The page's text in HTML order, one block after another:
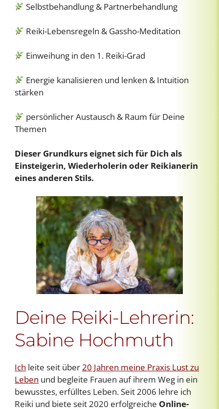
Selbstbehandlung & Partnerbehandlung
Reiki-Lebensregeln & Gassho-Meditation
Einweihung in den 1. Reiki-Grad
Energie kanalisieren und lenken & Intuition
stärken
persönlicher Austausch & Raum für Deine
Themen
Dieser Grundkurs eignet sich für Dich als
Einsteigerin, Wiederholerin oder Reikianerin
eines anderen Stils.
Deine Reiki-Lehrerin:
Sabine Hochmuth
Ich leite seit über20 Jahren meine Praxis Lust zu
Leben und begleite Frauen auf ihrem Weg in ein
bewusstes, erfülltes Leben. Seit 2006 lehre ich
Reiki und biete seit 2020 erfolgreiche Online-